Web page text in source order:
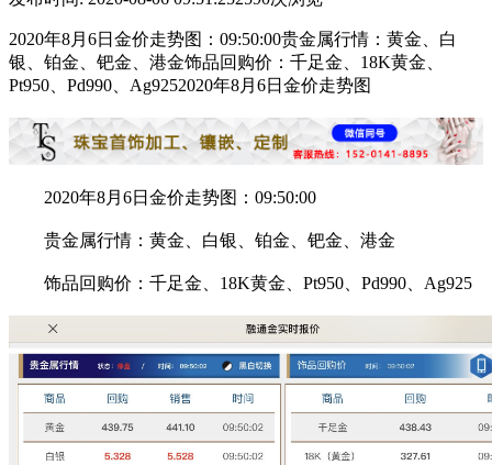
2020年8月6日金价走势图：09:50:00贵金属行情：黄金、白
银、铂金、钯金、港金饰品回购价：千足金、18K黄金、
Pt950、Pd990、Ag9252020年8月6日金价走势图
2020年8月6日金价走势图：09:50:00
贵金属行情：黄金、白银、铂金、钯金、港金
饰品回购价：千足金、18K黄金、Pt950、Pd990、Ag925